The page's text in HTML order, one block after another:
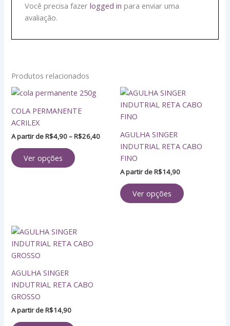
Você precisa fazer logged in para enviar uma
avaliação.
Produtos relacionados
COLA PERMANENTE
ACRILEX
A partir deR$4,90–R$26,40
R$4,90
R$26,40
Ver opções
Este
tem
variantes.
opções
do
produto
AGULHA SINGER
INDUTRIAL RETA CABO
FINO
A partir deR$14,90
Ver opções
Este
produto
As
escolhidas
AGULHA SINGER
INDUTRIAL RETA CABO
GROSSO
A partir deR$14,90
Este
produto
As